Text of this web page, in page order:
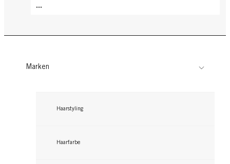
...
Marken
Haarstyling
Haarfarbe